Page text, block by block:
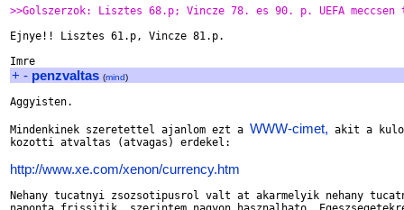
>>Golszerzok: Lisztes 68.p; Vincze 78. es 90. p. UEFA meccsen
Ejnye!! Lisztes 61.p, Vincze 81.p.
+ - penzvaltas (mind)
Aggyisten.
Mindenkinek szeretettel ajanlom ezt a WWW-cimet, akit a
kozotti atvaltas (atvagas) erdekel:
http://www.xe.com/xenon/currency.htm
Nehany tucatnyi zsozsotipusrol valt at akarmelyik nehany